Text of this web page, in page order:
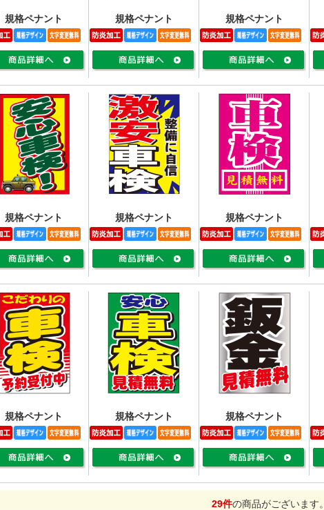
規格ペナント 規格ペナント 規格ペナント
規格ペナント 規格ペナント 規格ペナント
規格ペナント 規格ペナント 規格ペナント
29件の商品がございます。